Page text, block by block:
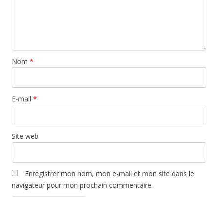
Nom *
E-mail *
Site web
Enregistrer mon nom, mon e-mail et mon site dans le
navigateur pour mon prochain commentaire.